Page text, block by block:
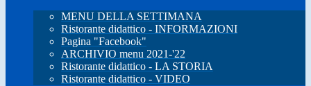
MENU DELLA SETTIMANA
Ristorante didattico - INFORMAZIONI
Pagina "Facebook"
ARCHIVIO menu 2021-'22
Ristorante didattico - LA STORIA
Ristorante didattico - VIDEO